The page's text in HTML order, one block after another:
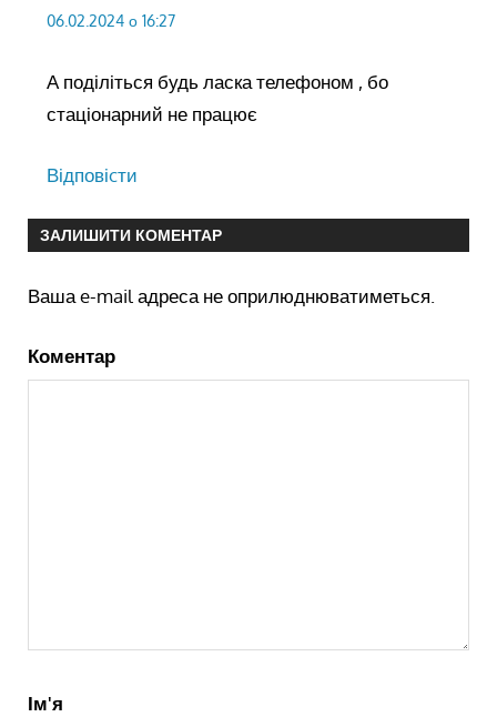
06.02.2024 о 16:27
А поділіться будь ласка телефоном , бо
стаціонарний не працює
Відповіcти
ЗАЛИШИТИ КОМЕНТАР
Ваша e-mail адреса не оприлюднюватиметься.
Коментар
Ім'я